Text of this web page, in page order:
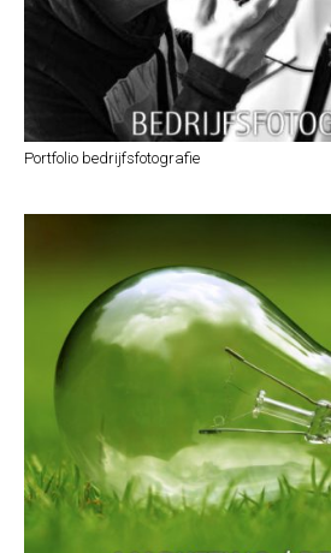
Portfolio bedrijfsfotografie